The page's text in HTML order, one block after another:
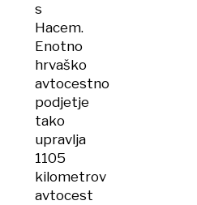
s
Hacem.
Enotno
hrvaško
avtocestno
podjetje
tako
upravlja
1105
kilometrov
avtocest